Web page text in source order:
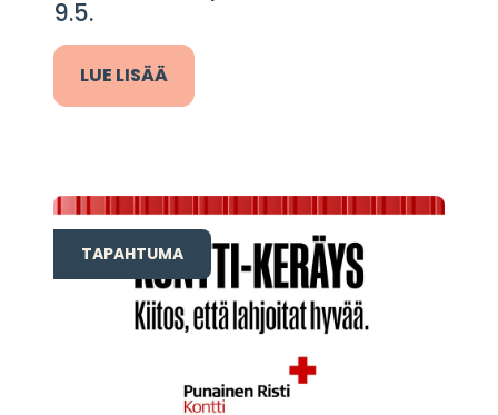
9.5.
LUE LISÄÄ
TAPAHTUMA